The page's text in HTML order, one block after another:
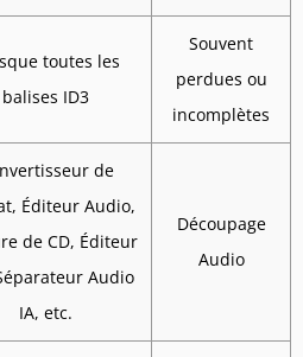
toutes les
balises ID3
Souvent
perdues ou
incomplètes
de
Éditeur Audio,
de CD, Éditeur
Audio
IA, etc.
Découpage
Audio